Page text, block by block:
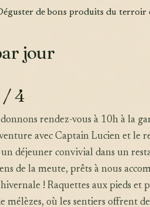
de bons produits du terroir
jour
/ 4
rendez-vous à 10h à la
avec Captain Lucien et le
déjeuner convivial dans un
de la meute, prêts à nous
! Raquettes aux pieds et
mélèzes, où les sentiers offrent